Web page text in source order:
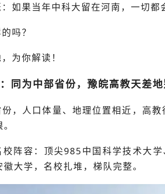
如果当年中科大留在河南，一切都
吗？
为你解读！
同为中部省份，豫皖高教天差地
，人口体量、地理位置相近，高
阵容：顶尖985中国科学技术大学
徽大学 ，名校扎堆，梯队完整。